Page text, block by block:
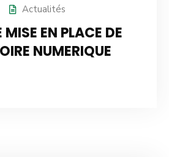
Actualités
EN PLACE DE
NUMERIQUE